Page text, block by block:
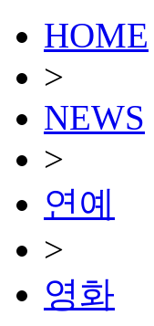
HOME
>
NEWS
>
연예
>
영화